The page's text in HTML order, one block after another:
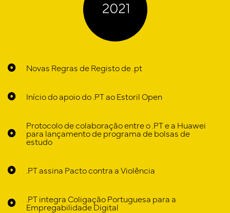
Novas Regras de Registo de .pt
Início do apoio do .PT ao Estoril Open
Protocolo de colaboração entre o .PT e a Huawei
para lançamento de programa de bolsas de
estudo
.PT assina Pacto contra a Violência
.PT integra Coligação Portuguesa para a
Empregabilidade Digital